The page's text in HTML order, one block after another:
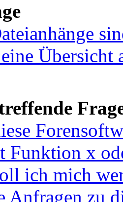
Übersicht
Funktion x
ich mich
Anfragen zu